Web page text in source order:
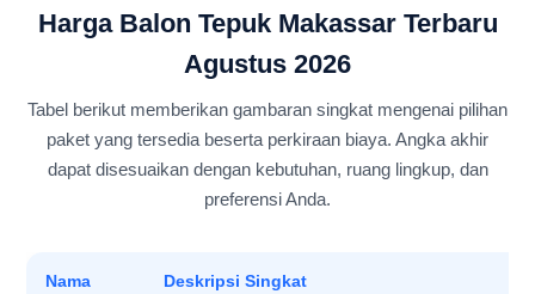
Harga Balon Tepuk Makassar Terbaru
Agustus 2026
Tabel berikut memberikan gambaran singkat mengenai pilihan
paket yang tersedia beserta perkiraan biaya. Angka akhir
dapat disesuaikan dengan kebutuhan, ruang lingkup, dan
preferensi Anda.
Nama
Deskripsi Singkat